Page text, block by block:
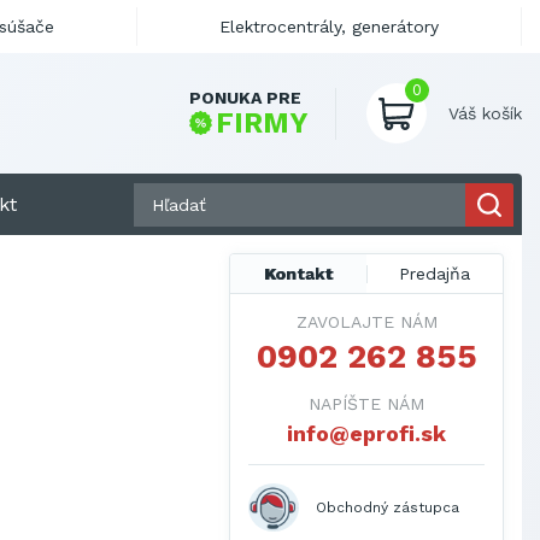
PONUKA PRE
FIRMY
0
Váš košík
Kontakt Predajňa
ZAVOLAJTE NÁM
0902 262 855
NAPÍŠTE NÁM
info@eprofi.sk
Obchodný zástupca
Elektrocentrály, generátory